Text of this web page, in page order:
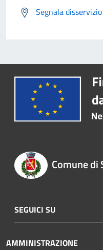
Segnala disservizio
Comune di
SEGUICI SU
AMMINISTRAZIONE